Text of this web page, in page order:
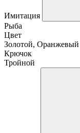
Имитация
Рыба
Цвет
Золотой, Оранжевый
Крючок
Тройной